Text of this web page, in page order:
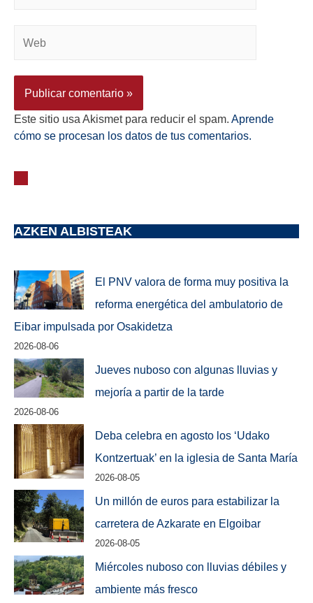
Este sitio usa Akismet para reducir el spam. Aprende
cómo se procesan los datos de tus comentarios.
AZKEN ALBISTEAK
El PNV valora de forma muy positiva la
reforma energética del ambulatorio de
Eibar impulsada por Osakidetza
2026-08-06
Jueves nuboso con algunas lluvias y
mejoría a partir de la tarde
2026-08-06
Deba celebra en agosto los ‘Udako
Kontzertuak’ en la iglesia de Santa María
2026-08-05
Un millón de euros para estabilizar la
carretera de Azkarate en Elgoibar
2026-08-05
Miércoles nuboso con lluvias débiles y
ambiente más fresco